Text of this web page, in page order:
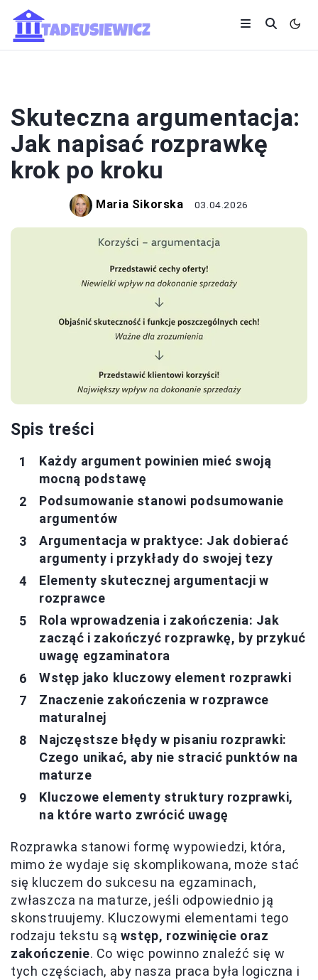
Skuteczna argumentacja:
Jak napisać rozprawkę
krok po kroku
Maria Sikorska 03.04.2026
Spis treści
Każdy argument powinien mieć swoją
mocną podstawę
Podsumowanie stanowi podsumowanie
argumentów
Argumentacja w praktyce: Jak dobierać
argumenty i przykłady do swojej tezy
Elementy skutecznej argumentacji w
rozprawce
Rola wprowadzenia i zakończenia: Jak
zacząć i zakończyć rozprawkę, by przykuć
uwagę egzaminatora
Wstęp jako kluczowy element rozprawki
Znaczenie zakończenia w rozprawce
maturalnej
Najczęstsze błędy w pisaniu rozprawki:
Czego unikać, aby nie stracić punktów na
maturze
Kluczowe elementy struktury rozprawki,
na które warto zwrócić uwagę
Rozprawka stanowi formę wypowiedzi, która,
mimo że wydaje się skomplikowana, może stać
się kluczem do sukcesu na egzaminach,
zwłaszcza na maturze, jeśli odpowiednio ją
skonstruujemy. Kluczowymi elementami tego
rodzaju tekstu są wstęp, rozwinięcie oraz
zakończenie. Co więc powinno znaleźć się w
tych częściach, aby nasza praca była logiczna i